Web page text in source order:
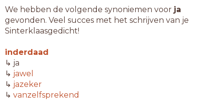
We hebben de volgende synoniemen voor ja
gevonden. Veel succes met het schrijven van je
Sinterklaasgedicht!
inderdaad
↳ ja
↳ jawel
↳ jazeker
↳ vanzelfsprekend